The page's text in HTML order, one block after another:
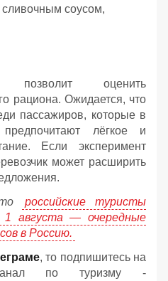
соусом,
позволит оценить
рациона. Ожидается, что
пассажиров, которые в
лёгкое и
Если эксперимент
может расширить
российские туристы
августа — очередные
в Россию.
, то подпишитесь на
по туризму -